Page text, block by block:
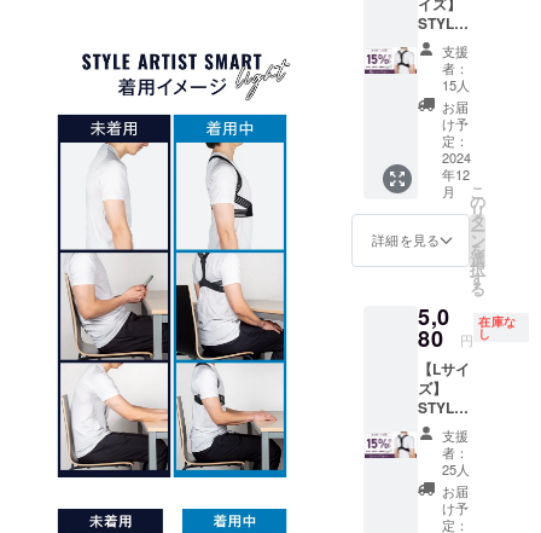
[サ
イズ] M
サイ
ズ ア
ンダー
バス
ト：68
～73cm
STYLE
ARTIST
SMART
LIGHT×
1個セッ
【mach
i-ya割
15％OF
F】 一
般販売
予定価
格
5,980円
込）
→【5,0
80円】
（税
込・送
料込）
[サ
イズ]
XLサイ
ズ ア
ンダー
バス
支援
者：
15人
お届
け予
定：
2024
年12
月
詳細を見る
こ
の
リ
タ
ー
ン
を
選
択
す
る
5,0
80 円
在庫な
し
【Lサイ
ズ】
STYLE
ARTIST
SMART
LIGHT×
1個
【mach
i-ya割
支援
者：
25人
お届
け予
定：